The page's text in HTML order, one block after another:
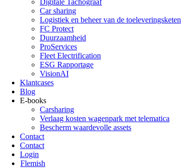
Digitale Tachograaf
Car sharing
Logistiek en beheer van de toeleveringsketen
FC Protect
Duurzaamheid
ProServices
Fleet Electrification
ESG Rapportage
VisionAI
Klantcases
Blog
E-books
Carsharing
Verlaag kosten wagenpark met telematica
Bescherm waardevolle assets
Contact
Contact
Login
Flemish